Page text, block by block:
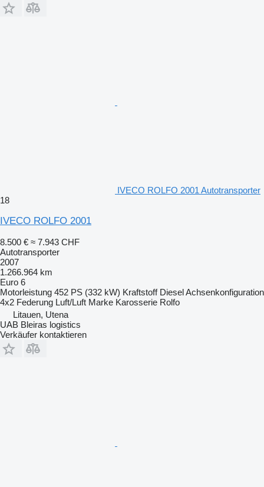
IVECO ROLFO 2001 Autotransporter
18
IVECO ROLFO 2001
8.500 € ≈ 7.943 CHF
Autotransporter
2007
1.266.964 km
Euro 6
Motorleistung 452 PS (332 kW) Kraftstoff DieselAchsenkonfiguration
4x2 Federung Luft/Luft Marke Karosserie Rolfo
Litauen, Utena
UAB Bleiras logistics
Verkäufer kontaktieren